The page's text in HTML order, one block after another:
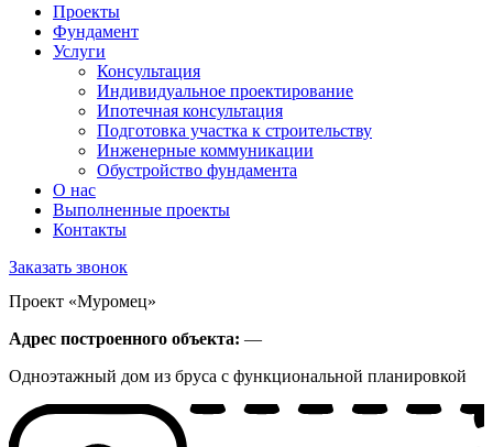
Проекты
Фундамент
Услуги
Консультация
Индивидуальное проектирование
Ипотечная консультация
Подготовка участка к строительству
Инженерные коммуникации
Обустройство фундамента
О нас
Выполненные проекты
Контакты
Заказать звонок
Проект «Муромец»
Адрес построенного объекта: —
Одноэтажный дом из бруса с функциональной планировкой